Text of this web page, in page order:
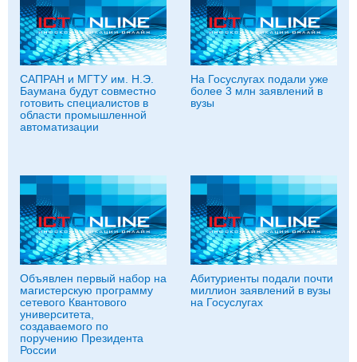
САПРАН и МГТУ им. Н.Э.
Баумана будут совместно
готовить специалистов в
области промышленной
автоматизации
На Госуслугах подали уже
более 3 млн заявлений в
вузы
Объявлен первый набор на
магистерскую программу
сетевого Квантового
университета,
создаваемого по
поручению Президента
России
Абитуриенты подали почти
миллион заявлений в вузы
на Госуслугах